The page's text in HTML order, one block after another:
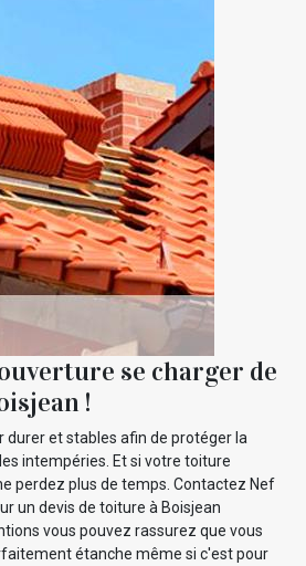
se charger de
!
durer et stables afin de protéger la
intempéries. Et si votre toiture
perdez plus de temps. Contactez Nef
un devis de toiture à Boisjean
vous pouvez rassurez que vous
étanche même si c'est pour